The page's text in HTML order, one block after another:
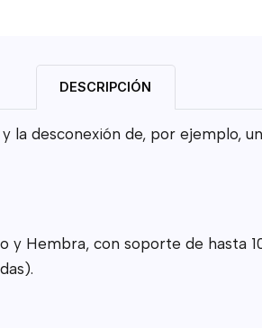
DESCRIPCIÓN
desconexión de, por ejemplo,
Hembra, con soporte de hasta